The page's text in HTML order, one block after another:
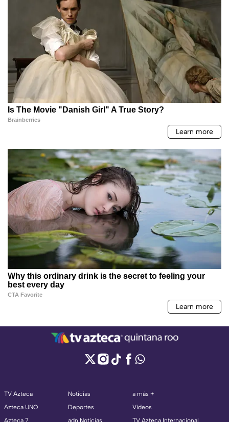
TV Azteca
Azteca UNO
Azteca 7
Noticias
Deportes
adn Noticias
a más +
Videos
TV Azteca Internacional